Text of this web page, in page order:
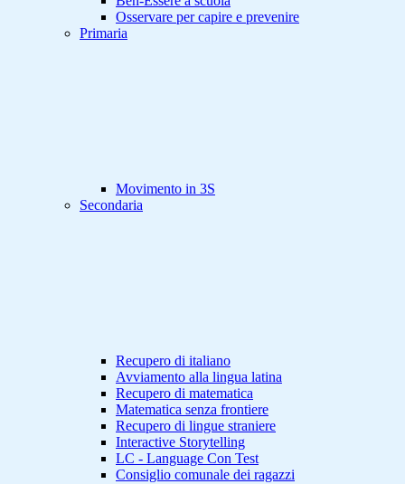
Osservare per capire e prevenire
Primaria
Movimento in 3S
Secondaria
Recupero di italiano
Avviamento alla lingua latina
Recupero di matematica
Matematica senza frontiere
Recupero di lingue straniere
Interactive Storytelling
LC - Language Con Test
Consiglio comunale dei ragazzi